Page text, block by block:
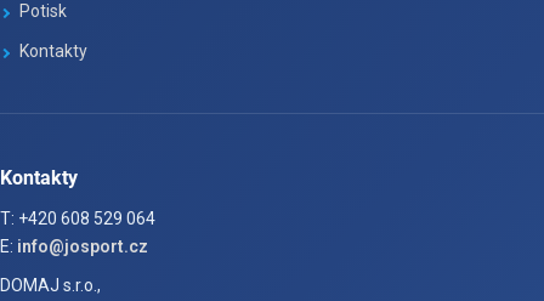
Potisk
Kontakty
Kontakty
T: +420 608 529 064
E: info@josport.cz
DOMAJ s.r.o.,